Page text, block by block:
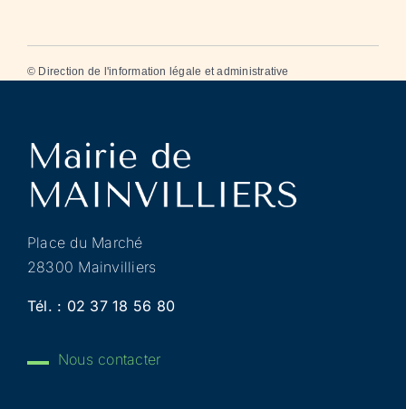
© Direction de l'information légale et administrative
Place du Marché
28300 Mainvilliers
Tél. : 02 37 18 56 80
Nous contacter